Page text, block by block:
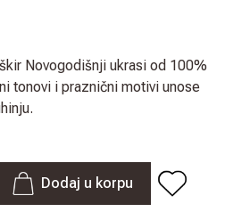
Novogodišnji ukrasi od 100%
tonovi i praznični motivi unose
Dodaj u korpu